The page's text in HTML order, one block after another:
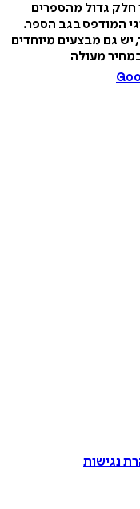
חלק גדול מהספרים
המודפס בגב הספר.
גם מבצעים מיוחדים
מעולה
נגישות